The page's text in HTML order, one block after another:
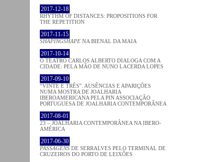
2017-12-18
RHYTHM OF DISTANCES: PROPOSITIONS FOR
THE REPETITION
2017-11-15
SHAPINGSHAPE NA BIENAL DA MAIA
2017-10-14
O TEATRO CARLOS ALBERTO DIALOGA COM A
CIDADE: PELA MÃO DE NUNO LACERDA LOPES
2017-09-10
“VINTE E TRÊS”. AUSÊNCIAS E APARIÇÕES
NUMA MOSTRA DE JOALHARIA
IBEROAMERICANA PELA PIN ASSOCIAÇÃO
PORTUGUESA DE JOALHARIA CONTEMPORÂNEA
2017-08-01
23 – JOALHARIA CONTEMPORÂNEA NA IBERO-
AMÉRICA
2017-06-30
PASSAGENS DE SERRALVES PELO TERMINAL DE
CRUZEIROS DO PORTO DE LEIXÕES